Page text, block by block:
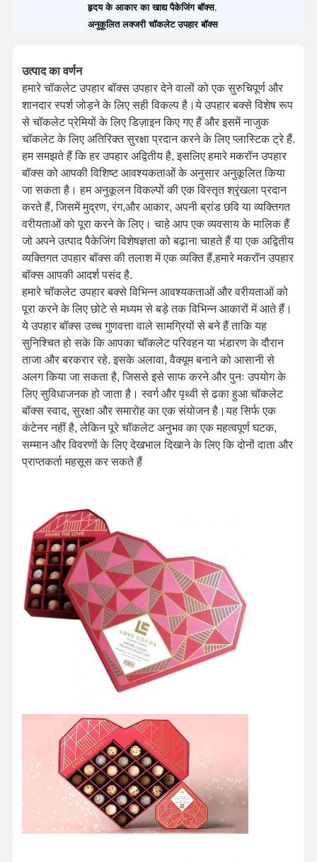
होम उत्पाद हमारे बारे में फैक्टरी यात्रा
हृदय के आकार का खाद्य पैकेजिंग बॉक्स,
अनुकूलित लक्जरी चॉकलेट उपहार बॉक्स
उत्पाद का वर्णन
हमारे चॉकलेट उपहार बॉक्स उपहार देने वालों को एक सुरुचिपूर्ण और
शानदार स्पर्श जोड़ने के लिए सही विकल्प है।ये उपहार बक्से विशेष रूप
से चॉकलेट प्रेमियों के लिए डिज़ाइन किए गए हैं और इसमें नाजुक
चॉकलेट के लिए अतिरिक्त सुरक्षा प्रदान करने के लिए प्लास्टिक ट्रे हैं.
हम समझते हैं कि हर उपहार अद्वितीय है, इसलिए हमारे मकरॉन उपहार
बॉक्स को आपकी विशिष्ट आवश्यकताओं के अनुसार अनुकूलित किया
जा सकता है। हम अनुकूलन विकल्पों की एक विस्तृत श्रृंखला प्रदान
करते हैं, जिसमें मुद्रण, रंग,और आकार, अपनी ब्रांड छवि या व्यक्तिगत
वरीयताओं को पूरा करने के लिए। चाहे आप एक व्यवसाय के मालिक हैं
जो अपने उत्पाद पैकेजिंग विशेषज्ञता को बढ़ाना चाहते हैं या एक अद्वितीय
व्यक्तिगत उपहार बॉक्स की तलाश में एक व्यक्ति हैं,हमारे मकरॉन उपहार
बॉक्स आपकी आदर्श पसंद है.
हमारे चॉकलेट उपहार बक्से विभिन्न आवश्यकताओं और वरीयताओं को
पूरा करने के लिए छोटे से मध्यम से बड़े तक विभिन्न आकारों में आते हैं।
ये उपहार बॉक्स उच्च गुणवत्ता वाले सामग्रियों से बने हैं ताकि यह
सुनिश्चित हो सके कि आपका चॉकलेट परिवहन या भंडारण के दौरान
ताजा और बरकरार रहे. इसके अलावा, वैक्यूम बनाने को आसानी से
अलग किया जा सकता है, जिससे इसे साफ करने और पुनः उपयोग के
लिए सुविधाजनक हो जाता है। स्वर्ग और पृथ्वी से ढका हुआ चॉकलेट
बॉक्स स्वाद, सुरक्षा और समारोह का एक संयोजन है।यह सिर्फ एक
कंटेनर नहीं है, लेकिन पूरे चॉकलेट अनुभव का एक महत्वपूर्ण घटक,
सम्मान और विवरणों के लिए देखभाल दिखाने के लिए कि दोनों दाता और
प्राप्तकर्ता महसूस कर सकते हैं